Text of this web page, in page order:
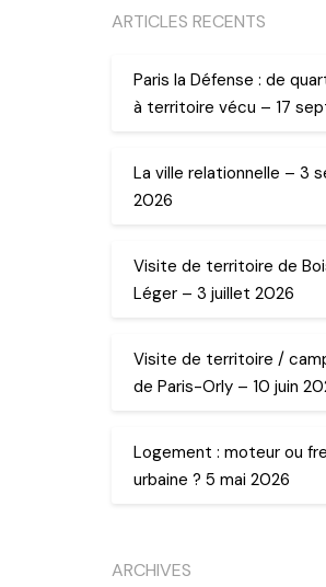
ARTICLES RECENTS
Paris la Défense : de
à territoire vécu – 17
La ville relationnelle – 3
2026
Visite de territoire de
Léger – 3 juillet 2026
Visite de territoire /
de Paris-Orly – 10 juin
Logement : moteur ou
urbaine ? 5 mai 2026
ARCHIVES